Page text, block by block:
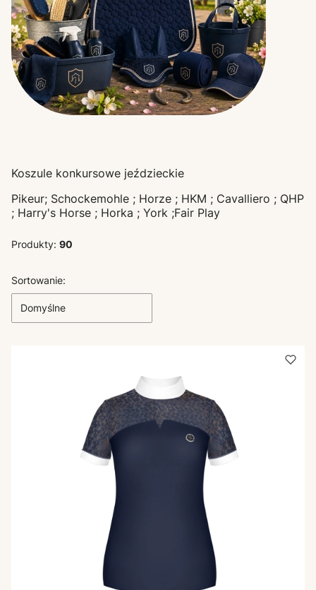
Koszule konkursowe jeździeckie
Pikeur; Schockemohle ; Horze ; HKM ; Cavalliero ; QHP
; Harry's Horse ; Horka ; York ;Fair Play
Produkty: 90
Lista produktów
Sortowanie:
Domyślne